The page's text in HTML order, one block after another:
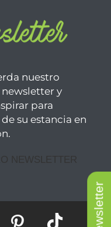
Newsletter
nuestro
y
para
su estancia en
NEWSLETTER